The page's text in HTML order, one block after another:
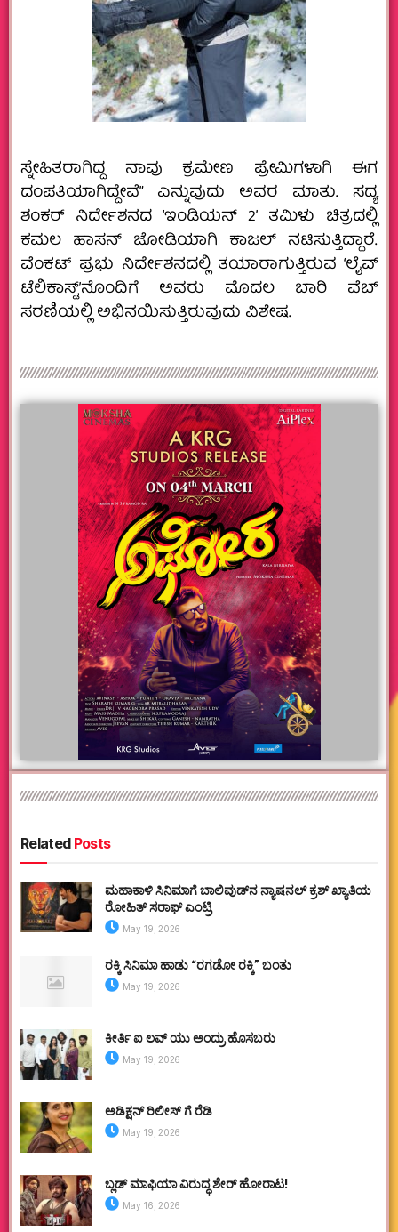
ಸ್ನೇಹಿತರಾಗಿದ್ದ ನಾವು ಕ್ರಮೇಣ ಪ್ರೇಮಿಗಳಾಗಿ ಈಗ
ದಂಪತಿಯಾಗಿದ್ದೇವೆ” ಎನ್ನುವುದು ಅವರ ಮಾತು. ಸದ್ಯ
ಶಂಕರ್ ನಿರ್ದೇಶನದ ‘ಇಂಡಿಯನ್‌ 2’ ತಮಿಳು ಚಿತ್ರದಲ್ಲಿ
ಕಮಲ ಹಾಸನ್‌ ಜೋಡಿಯಾಗಿ ಕಾಜಲ್‌ ನಟಿಸುತ್ತಿದ್ದಾರೆ.
ವೆಂಕಟ್ ಪ್ರಭು ನಿರ್ದೇಶನದಲ್ಲಿ ತಯಾರಾಗುತ್ತಿರುವ ‘ಲೈವ್
ಟೆಲಿಕಾಸ್ಟ್‌’ನೊಂದಿಗೆ ಅವರು ಮೊದಲ ಬಾರಿ ವೆಬ್‌
ಸರಣಿಯಲ್ಲಿ ಅಭಿನಯಿಸುತ್ತಿರುವುದು ವಿಶೇಷ.
RelatedPosts
ಮಹಾಕಾಳಿ ಸಿನಿಮಾಗೆ ಬಾಲಿವುಡ್‌ನ ನ್ಯಾಷನಲ್ ಕ್ರಶ್ ಖ್ಯಾತಿಯ
ರೋಹಿತ್ ಸರಾಫ್ ಎಂಟ್ರಿ
May 19, 2026
ರಕ್ಕಿ ಸಿನಿಮಾ ಹಾಡು “ರಗಡೋ ರಕ್ಕಿ” ಬಂತು
May 19, 2026
ಕೀರ್ತಿ ಐ ಲವ್ ಯು ಅಂದ್ರು ಹೊಸಬರು
May 19, 2026
ಅಡಿಕ್ಷನ್ ರಿಲೀಸ್ ಗೆ ರೆಡಿ
May 19, 2026
ಬ್ಲಡ್ ಮಾಫಿಯಾ ವಿರುದ್ಧ ಶೇರ್ ಹೋರಾಟ!
May 16, 2026